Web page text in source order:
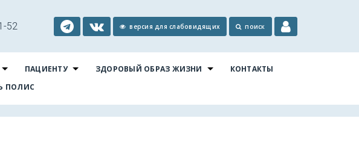
52 версия для слабовидящих поиск
ПАЦИЕНТУ ЗДОРОВЫЙ ОБРАЗ ЖИЗНИ
КОНТАКТЫ
ПОЛИС